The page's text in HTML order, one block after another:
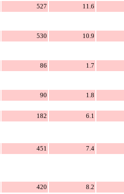
527
11.6
530
10.9
86
1.7
90
1.8
182
6.1
451
7.4
420
8.2